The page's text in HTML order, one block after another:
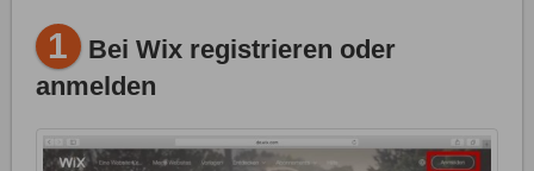
1 Bei Wix registrieren oder
anmelden